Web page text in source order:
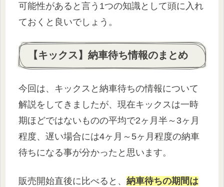
可能性があると言う1つの知識として頭に入れ
ておくと良いでしょう。
【キックス】納車待ち情報のまとめ
今回は、キックスと納車待ちの情報について
解説をしてきましたが、現在キックスは一時
期ほどではないものの平均で2ヶ月半～3ヶ月
程度、遅い場合には4ヶ月～5ヶ月程度の納車
待ちになる事が分かったと思います。
販売開始直後に比べると、 納車待ちの期間は